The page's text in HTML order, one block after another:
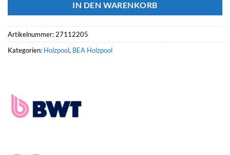
IN DEN WARENKORB
Artikelnummer:27112205
Kategorien: Holzpool, BEA Holzpool